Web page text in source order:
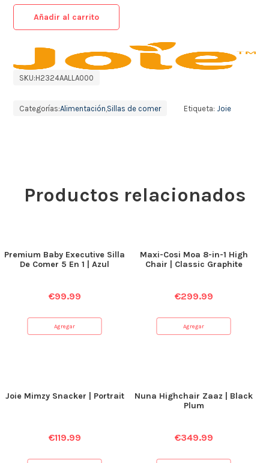
Añadir al carrito
SKU:H2324AALLA000
Categorías:Alimentación Sillas de comer Etiqueta: Joie
Productos relacionados
Premium Baby Executive Silla
De Comer 5 En 1 | Azul
€99.99
Agregar
Maxi-Cosi Moa 8-in-1 High
Chair | Classic Graphite
€299.99
Agregar
Joie Mimzy Snacker | Portrait
€119.99
Nuna Highchair Zaaz | Black
Plum
€349.99